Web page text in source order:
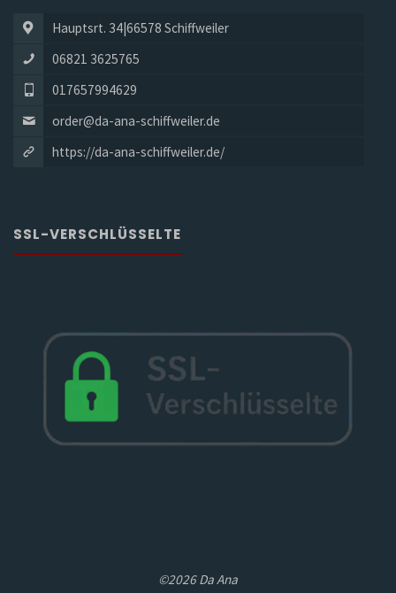
Hauptsrt. 34|66578 Schiffweiler
06821 3625765
017657994629
order@da-ana-schiffweiler.de
https://da-ana-schiffweiler.de/
SSL-VERSCHLÜSSELTE
©2026 Da Ana